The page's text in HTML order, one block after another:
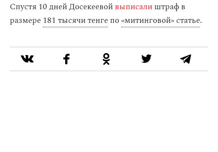
Спустя 10 дней Досекеевойвыписалиштраф в
размере181 тысячи тенгепо«митинговой» статье.